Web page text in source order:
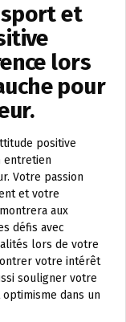
et
lors
pour
positive
entretien
Votre passion
et votre
aux
défis avec
lors de votre
votre intérêt
souligner votre
dans un